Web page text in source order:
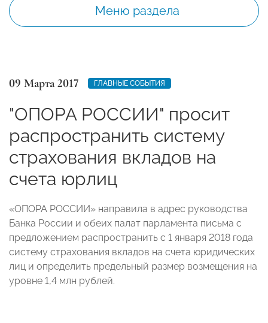
Меню раздела
09 Марта 2017 ГЛАВНЫЕ СОБЫТИЯ
"ОПОРА РОССИИ" просит
распространить систему
страхования вкладов на
счета юрлиц
«ОПОРА РОССИИ» направила в адрес руководства
Банка России и обеих палат парламента письма с
предложением распространить с 1 января 2018 года
систему страхования вкладов на счета юридических
лиц и определить предельный размер возмещения на
уровне 1,4 млн рублей.